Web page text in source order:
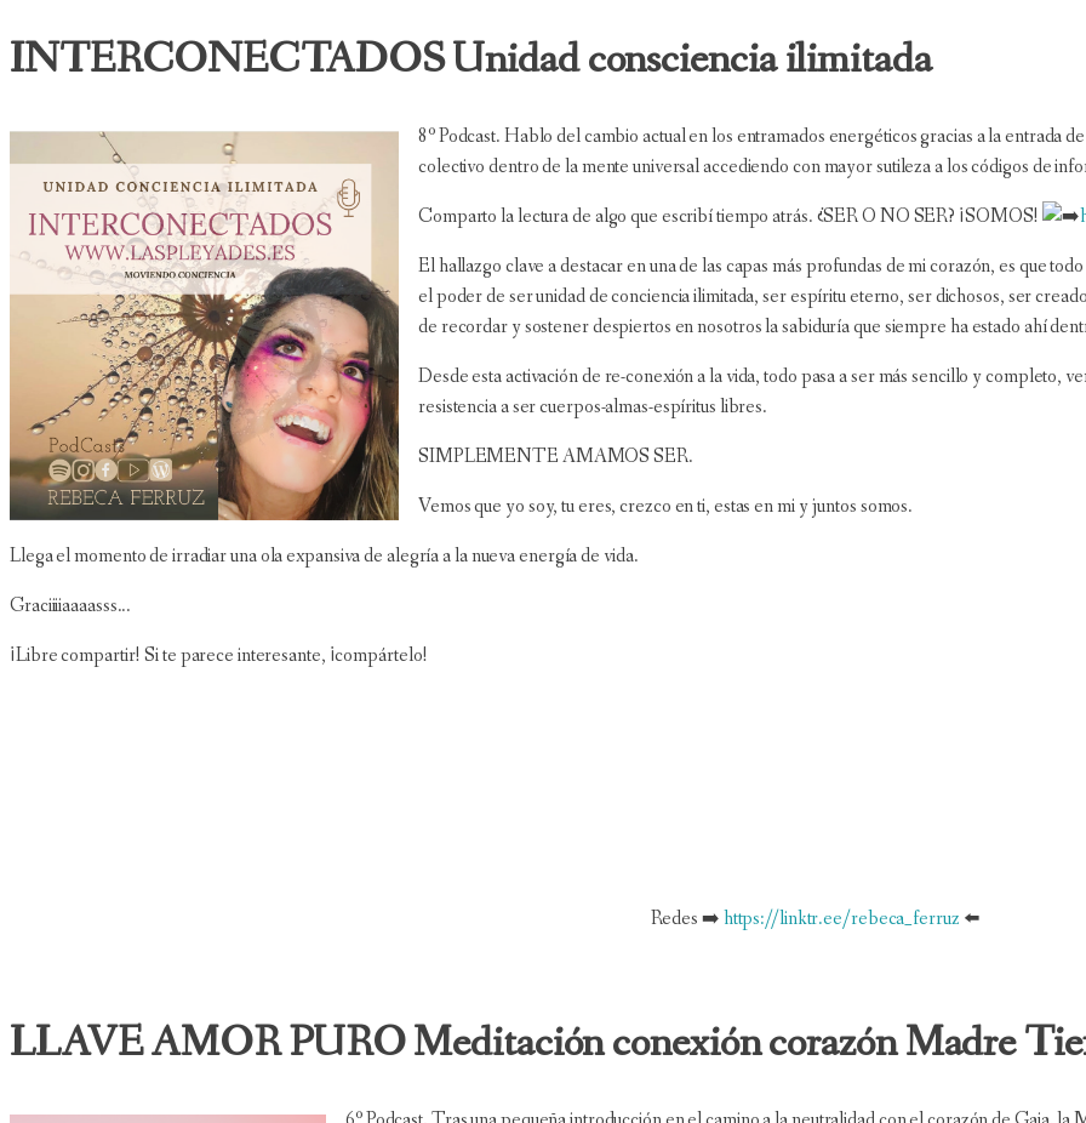
INTERCONECTADOS Unidad consciencia ilimitada
8º Podcast. Hablo del cambio actual en los entramados energéticos gracias a la entrada
colectivo dentro de la mente universal accediendo con mayor sutileza a los códigos de
Comparto la lectura de algo que escribí tiempo atrás. ¿SER O NO SER? ¡SOMOS!
El hallazgo clave a destacar en una de las capas más profundas de mi corazón, es que
el poder de ser unidad de conciencia ilimitada, ser espíritu eterno, ser dichosos, ser
de recordar y sostener despiertos en nosotros la sabiduría que siempre ha estado ahí
Desde esta activación de re-conexión a la vida, todo pasa a ser más sencillo y completo,
resistencia a ser cuerpos-almas-espíritus libres.
SIMPLEMENTE AMAMOS SER.
Vemos que yo soy, tu eres, crezco en ti, estas en mi y juntos somos.
Llega el momento de irradiar una ola expansiva de alegría a la nueva energía de vida.
Graciiiiaaaasss...
¡Libre compartir! Si te parece interesante, ¡compártelo!
Redes ➡️https://linktr.ee/rebeca_ferruz ⬅️
LLAVE AMOR PURO Meditación conexión corazón Madre